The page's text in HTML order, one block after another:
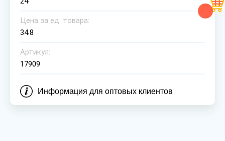
Цена за ед. товара:
34.8
Артикул:
17909
Информация для оптовых клиентов